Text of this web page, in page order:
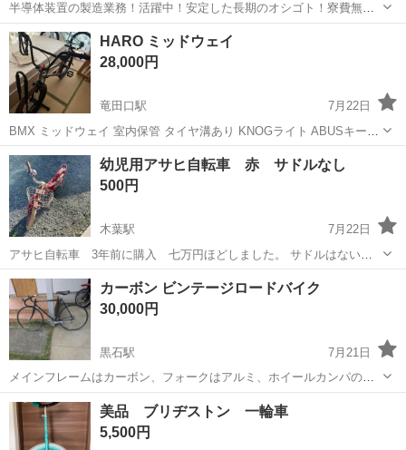
半導体装置の製造業務！活躍中！安定した長期のオシゴト！寮費無料
★赴任旅費会社負担◎20代～40代の男性活躍中★未経験活躍中！高時
給1,500円！《大分県中津市》 人気の工場のお仕事 ◇半導体装置内部
のシート製造◇ ＊クリー...
大分 中津市 その他
HARO ミッドウェイ
28,000円
竜田口駅
7月22日
BMX ミッドウェイ 室内保管 タイヤ溝あり KNOGライト ABUSキーチ
ェーン付き スタンド付き
熊本 熊本市 竜田口駅 BMX
幼児用アサヒ自転車 赤 サドルなし
500円
木葉駅
7月22日
アサヒ自転車 3年前に購入 七万円ほどしました。 サドルはないで
す！
熊本 玉名郡 木葉駅 その他
カーボン ビンテージロードバイク
30,000円
黒石駅
7月21日
メインフレームはカーボン、フォークはアルミ、ホイールカンパのチ
ューブラー、フレームサイズ545、コンポは500EX楕円スプロケです。
熊本 合志市 黒石駅 クロスバイク ビンテージ
美品 ブリヂストン 一輪車
5,500円